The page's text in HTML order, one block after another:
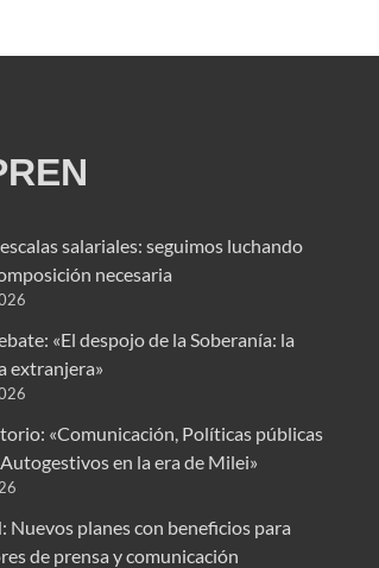
salariales: seguimos luchando
necesaria
«El despojo de la Soberanía: la
extranjera»
«Comunicación, Políticas públicas
en la era de Milei»
Nuevos planes con beneficios para
de prensa y comunicación